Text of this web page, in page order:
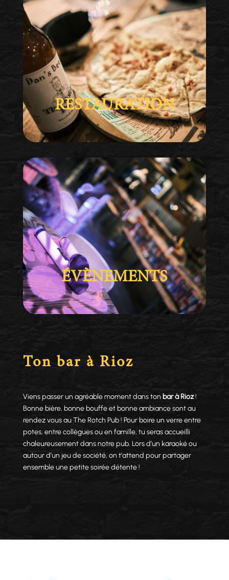
RESTAURATION
ÉVÈNEMENTS
Ton bar à Rioz
Viens passer un agréable moment dans ton bar à Rioz!
Bonne bière, bonne bouffe et bonne ambiance sont au
rendez vous au The Rotch Pub ! Pour boire un verre entre
potes, entre collègues ou en famille, tu seras accueilli
chaleureusement dans notre pub. Lors d’un karaoké ou
autour d’un jeu de société, on t’attend pour partager
ensemble une petite soirée détente !